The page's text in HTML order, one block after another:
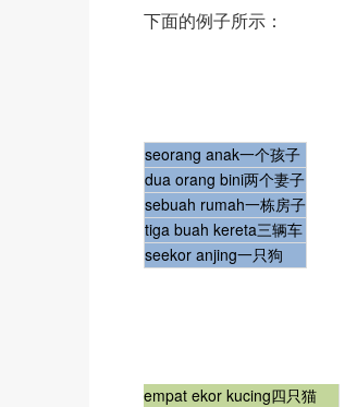
下面的例子所示：
seorang anak一个孩子
dua orang bini两个妻子
sebuah rumah一栋房子
tiga buah kereta三辆车
seekor anjing一只狗
empat ekor kucing四只猫